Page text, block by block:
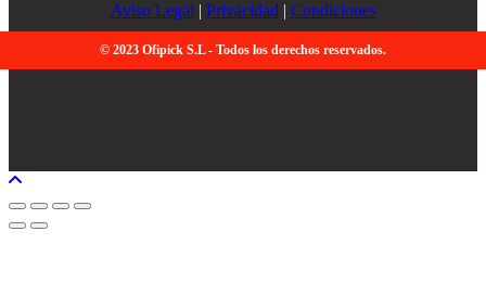
Aviso Legal| Privacidad| Condiciones
© 2023 Ofipick S.L - Todos los derechos reservados.